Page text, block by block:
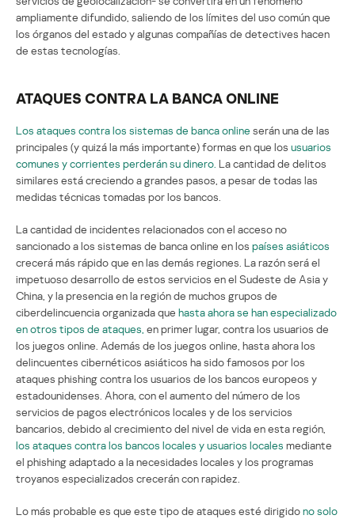
ampliamente difundido, saliendo de los límites del uso común que
los órganos del estado y algunas compañías de detectives hacen
de estas tecnologías.
ATAQUES CONTRA LA BANCA ONLINE
Los ataques contra los sistemas de banca online serán una de las
principales (y quizá la más importante) formas en que los usuarios
comunes y corrientes perderán su dinero. La cantidad de delitos
similares está creciendo a grandes pasos, a pesar de todas las
medidas técnicas tomadas por los bancos.
La cantidad de incidentes relacionados con el acceso no
sancionado a los sistemas de banca online en los países asiáticos
crecerá más rápido que en las demás regiones. La razón será el
impetuoso desarrollo de estos servicios en el Sudeste de Asia y
China, y la presencia en la región de muchos grupos de
ciberdelincuencia organizada que hasta ahora se han especializado
en otros tipos de ataques, en primer lugar, contra los usuarios de
los juegos online. Además de los juegos online, hasta ahora los
delincuentes cibernéticos asiáticos ha sido famosos por los
ataques phishing contra los usuarios de los bancos europeos y
estadounidenses. Ahora, con el aumento del número de los
servicios de pagos electrónicos locales y de los servicios
bancarios, debido al crecimiento del nivel de vida en esta región,
los ataques contra los bancos locales y usuarios locales mediante
el phishing adaptado a la necesidades locales y los programas
troyanos especializados crecerán con rapidez.
Lo más probable es que este tipo de ataques esté dirigidono solo